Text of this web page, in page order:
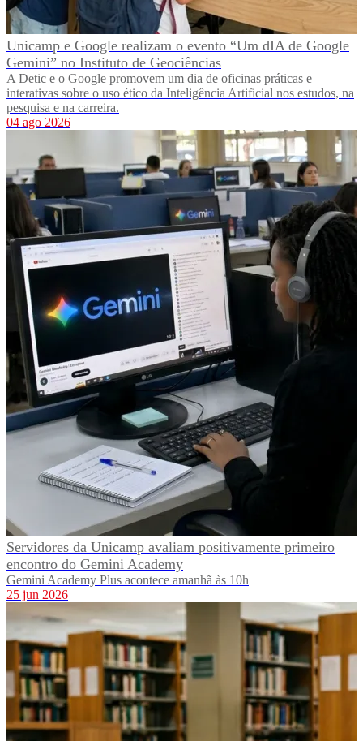
Unicamp e Google realizam o evento “Um dIA de Google
Gemini” no Instituto de Geociências
A Detic e o Google promovem um dia de oficinas práticas e
interativas sobre o uso ético da Inteligência Artificial nos estudos, na
pesquisa e na carreira.
04 ago 2026
Servidores da Unicamp avaliam positivamente primeiro
encontro do Gemini Academy
Gemini Academy Plus acontece amanhã às 10h
25 jun 2026